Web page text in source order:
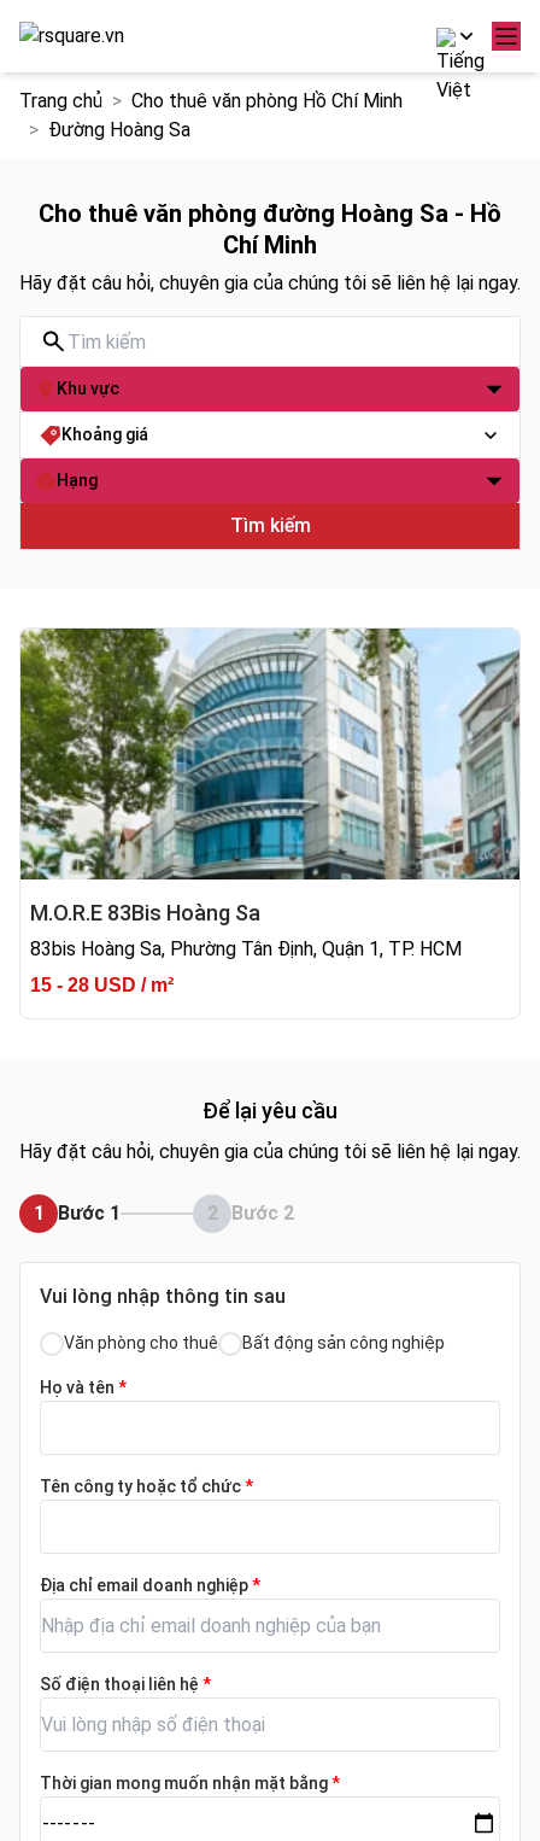
đến
Trang chủ
Cho thuê văn phòng Hồ Chí Minh
Đường Hoàng Sa
Cho thuê văn phòng đường Hoàng Sa - Hồ
Chí Minh
Hãy đặt câu hỏi, chuyên gia của chúng tôi sẽ liên hệ lại ngay.
Khu vực
Khoảng giá
Hạng
Tìm kiếm
M.O.R.E 83Bis Hoàng Sa
83bis Hoàng Sa, Phường Tân Định, Quận 1, TP. HCM
15 - 28 USD / m²
Để lại yêu cầu
Hãy đặt câu hỏi, chuyên gia của chúng tôi sẽ liên hệ lại ngay.
1 Bước 1 2 Bước 2
Vui lòng nhập thông tin sau
Văn phòng cho thuê Bất động sản công nghiệp
Họ và tên *
Tên công ty hoặc tổ chức*
Địa chỉ email doanh nghiệp*
Số điện thoại liên hệ *
Thời gian mong muốn nhận mặt bằng*